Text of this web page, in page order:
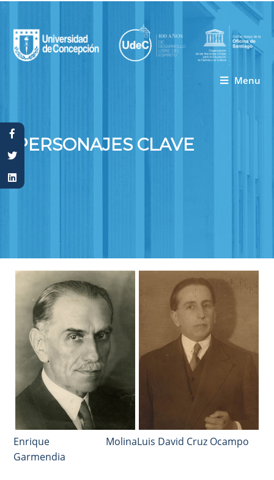
Menu
Usted está aquí
PERSONAJES CLAVE
Enrique Molina
Garmendia
Luis David Cruz Ocampo